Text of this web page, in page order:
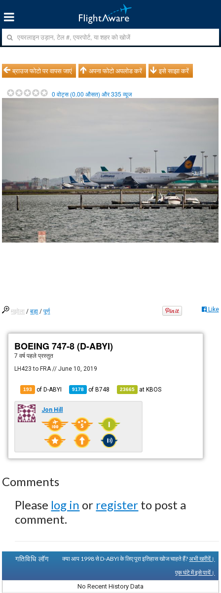
ब्राउज फोटो पर वापस जाएं अपना फोटो अपलोड करें इसे साझा करें
0 वोट्स (0.00 औसत) और335 व्यूज
मझोला /बड़ा /पूर्ण Like
BOEING 747-8 (D-ABYI)
7 वर्ष पहले प्रस्तुत
LH423 to FRA // June 10, 2019
193 of D-ABYI 9178 ofB748 23665 atKBOS
Jon Hill
Comments
Please log in or register to post a
comment.
गतिविधि लॉग क्या आप 1998 से D-ABYI के लिए पूरा इतिहास खोज चाहते हैं?अभी खरीदें।
एक घंटे में इसे पायें।
No Recent History Data